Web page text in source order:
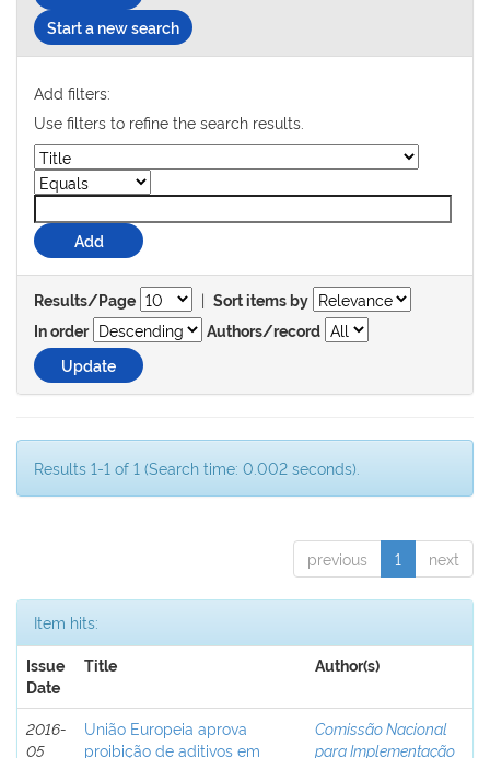
Start a new search
Add filters:
Use filters to refine the search results.
Results/Page | Sort items by
In order
Authors/record
Results 1-1 of 1 (Search time: 0.002 seconds).
previous 1 next
Item hits:
Issue
Date
Title Author(s)
2016-
05
União Europeia aprova
proibição de aditivos em
Comissão Nacional
para Implementação